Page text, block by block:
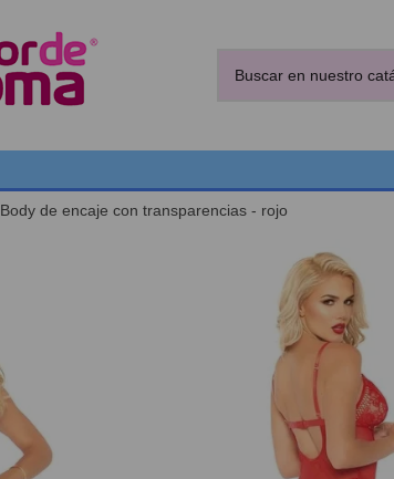
Body de encaje con transparencias - rojo